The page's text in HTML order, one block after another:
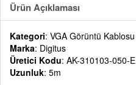
Ürün Açıklaması
Kategori: VGA Görüntü Kablosu
Marka: Digitus
Üretici Kodu: AK-310103-050-E
Uzunluk: 5m